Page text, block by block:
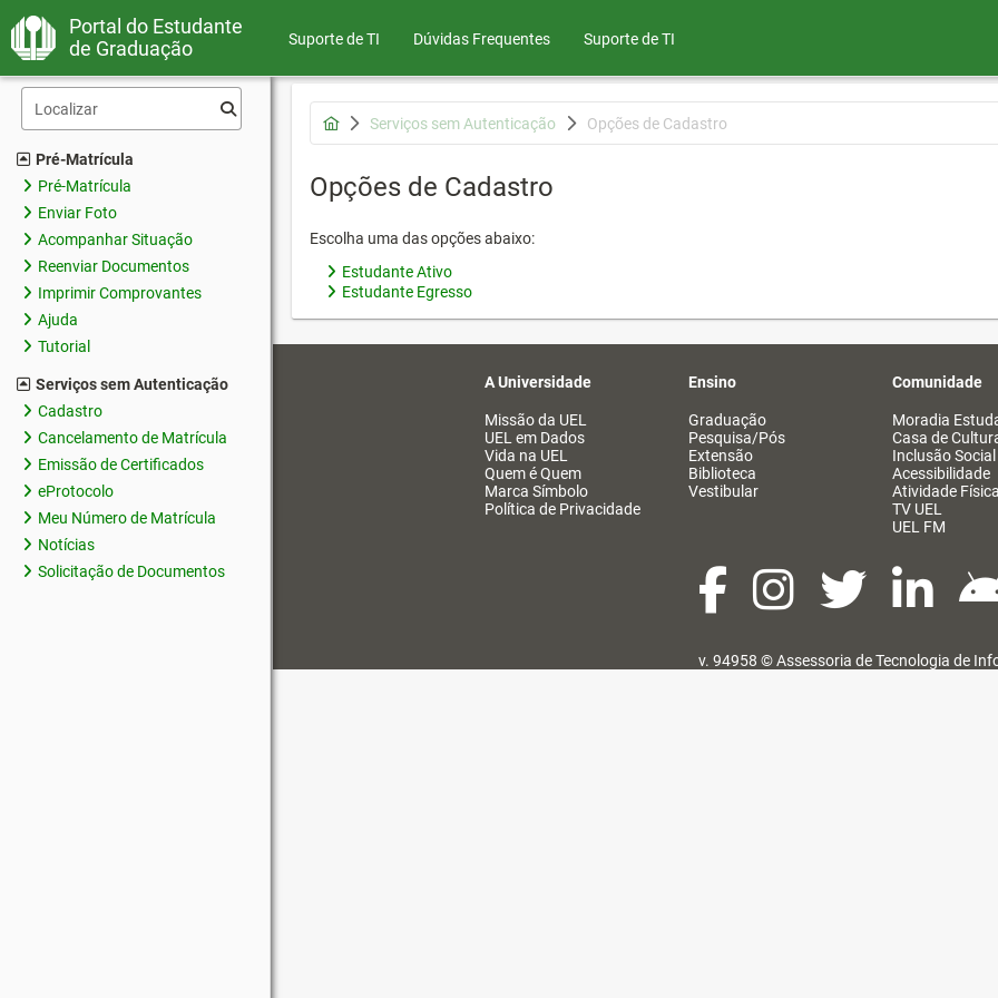
Portal do Estudante
de Graduação
Suporte de TI Dúvidas Frequentes Suporte de TI
Pré-Matrícula
Pré-Matrícula
Enviar Foto
Acompanhar Situação
Reenviar Documentos
Imprimir Comprovantes
Ajuda
Tutorial
Serviços sem Autenticação
Cadastro
Cancelamento de Matrícula
Emissão de Certificados
eProtocolo
Meu Número de Matrícula
Notícias
Solicitação de Documentos
Serviços sem Autenticação Opções de Cadastro
Opções de Cadastro
Escolha uma das opções abaixo:
Estudante Ativo
Estudante Egresso
A Universidade
Missão da UEL
UEL em Dados
Vida na UEL
Quem é Quem
Marca Símbolo
Política de Privacidade
Ensino
Graduação
Pesquisa/Pós
Extensão
Biblioteca
Vestibular
Comunidade
Moradia
Casa de
Inclusão Social
Acessibilidade
Atividade Física
TV UEL
UEL FM
v. 94958 ©Assessoria de Tecnologia de